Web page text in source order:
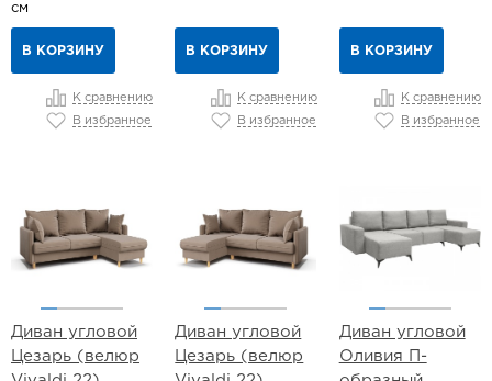
см
В КОРЗИНУ
К сравнению
В избранное
В КОРЗИНУ
К сравнению
В избранное
В КОРЗИНУ
К сравнению
В избранное
Диван угловой
Цезарь (велюр
Диван угловой
Цезарь (велюр
Диван угловой
Оливия П-